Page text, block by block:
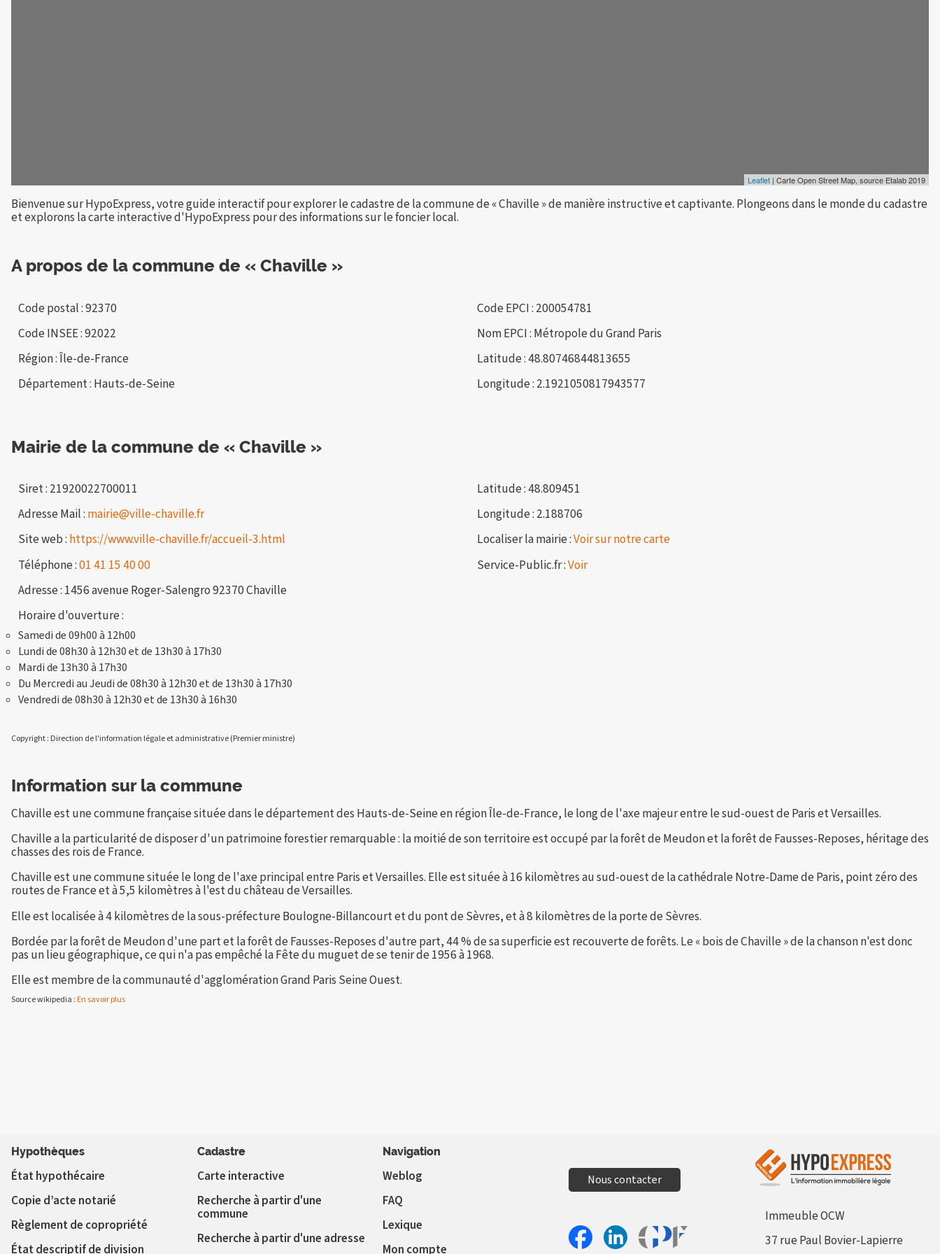
Leaflet | Carte Open Street Map, source Etalab 2019
Bienvenue sur HypoExpress, votre guide interactif pour explorer le cadastre de la commune de « Chaville » de manière instructive et captivante. Plongeons dans le monde du cadastre
et explorons la carte interactive d'HypoExpress pour des informations sur le foncier local.
A propos de la commune de « Chaville »
Code postal : 92370
Code INSEE : 92022
Région : Île-de-France
Département : Hauts-de-Seine
Code EPCI : 200054781
Nom EPCI : Métropole du Grand Paris
Latitude : 48.80746844813655
Longitude : 2.1921050817943577
Mairie de la commune de « Chaville »
Siret : 21920022700011
Adresse Mail : mairie@ville-chaville.fr
Site web : https://www.ville-chaville.fr/accueil-3.html
Téléphone :01 41 15 40 00
Adresse : 1456 avenue Roger-Salengro 92370 Chaville
Horaire d'ouverture :
Samedi de 09h00 à 12h00
Lundi de 08h30 à 12h30 et de 13h30 à 17h30
Mardi de 13h30 à 17h30
Du Mercredi au Jeudi de 08h30 à 12h30 et de 13h30 à 17h30
Vendredi de 08h30 à 12h30 et de 13h30 à 16h30
Latitude : 48.809451
Longitude : 2.188706
Localiser la mairie :Voir sur notre carte
Service-Public.fr :Voir
Copyright : Direction de l'information légale et administrative (Premier ministre)
Information sur la commune
Chaville est une commune française située dans le département des Hauts-de-Seine en région Île-de-France, le long de l'axe majeur entre le sud-ouest de Paris et Versailles.
Chaville a la particularité de disposer d'un patrimoine forestier remarquable : la moitié de son territoire est occupé par la forêt de Meudon et la forêt de Fausses-Reposes, héritage des
chasses des rois de France.
Chaville est une commune située le long de l'axe principal entre Paris et Versailles. Elle est située à 16 kilomètres au sud-ouest de la cathédrale Notre-Dame de Paris, point zéro des
routes de France et à 5,5 kilomètres à l'est du château de Versailles.
Elle est localisée à 4 kilomètres de la sous-préfecture Boulogne-Billancourt et du pont de Sèvres, et à 8 kilomètres de la porte de Sèvres.
Bordée par la forêt de Meudon d'une part et la forêt de Fausses-Reposes d'autre part, 44 % de sa superficie est recouverte de forêts. Le « bois de Chaville » de la chanson n'est donc
pas un lieu géographique, ce qui n'a pas empêché la Fête du muguet de se tenir de 1956 à 1968.
Elle est membre de la communauté d'agglomération Grand Paris Seine Ouest.
Source wikipedia : En savoir plus
Hypothèques
État hypothécaire
Copie d’acte notarié
Règlement de copropriété
État descriptif de division
Cadastre
Carte interactive
Recherche à partir d'une
commune
Recherche à partir d'une adresse
Navigation
Weblog
FAQ
Lexique
Mon compte
Nous contacter
Immeuble OCW
37 rue Paul Bovier-Lapierre